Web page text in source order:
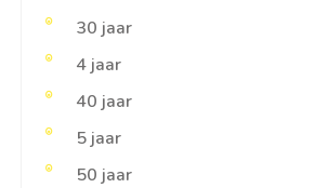
30 jaar
4 jaar
40 jaar
5 jaar
50 jaar